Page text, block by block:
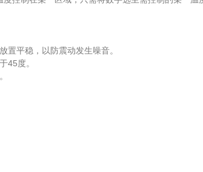
平稳，以防震动发生噪音。
45度。